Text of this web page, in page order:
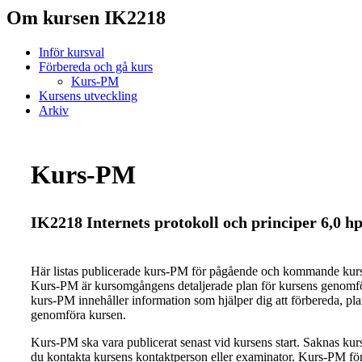
Om kursen IK2218
Inför kursval
Förbereda och gå kurs
Kurs-PM
Kursens utveckling
Arkiv
Kurs-PM
IK2218 Internets protokoll och principer 6,0 hp
Här listas publicerade kurs-PM för pågående och kommande
Kurs-PM är kursomgångens detaljerade plan för kursens
kurs-PM innehåller information som hjälper dig att förbereda,
genomföra kursen.
Kurs-PM ska vara publicerat senast vid kursens start. Saknas
du kontakta kursens kontaktperson eller examinator. Kurs-PM